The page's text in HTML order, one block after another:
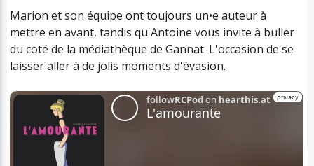
Marion et son équipe ont toujours un•e auteur à
mettre en avant, tandis qu'Antoine vous invite à buller
du coté de la médiathèque de Gannat. L'occasion de se
laisser aller à de jolis moments d'évasion.